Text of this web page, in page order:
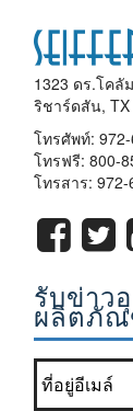
1323 ดร.โคลั
ริชาร์ดสัน, TX
โทรศัพท์:
โทรฟรี: 800-
โทรสาร: 972-
รับข่าว
ผลิตภั